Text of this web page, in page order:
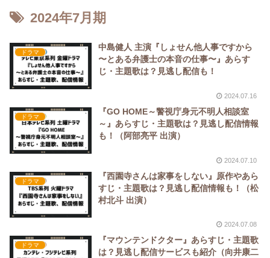
2024年7月期
ドラマ
中島健人 主演『しょせん他人事ですから
〜とある弁護士の本音の仕事〜』あらす
じ・主題歌は？見逃し配信も！
2024.07.16
ドラマ
『GO HOME～警視庁身元不明人相談室
～』あらすじ・主題歌は？見逃し配信情報
も！（阿部亮平 出演）
2024.07.10
ドラマ
『西園寺さんは家事をしない』原作やあら
すじ・主題歌は？見逃し配信情報も！（松
村北斗 出演）
2024.07.08
ドラマ
『マウンテンドクター』あらすじ・主題歌
は？見逃し配信サービスも紹介（向井康二